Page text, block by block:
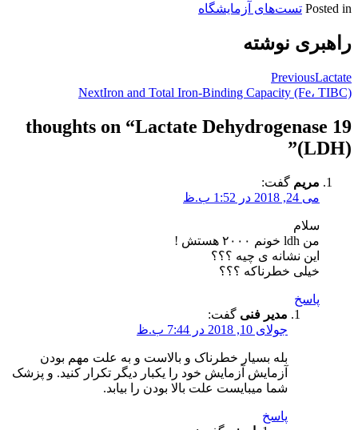
Posted in تست‌های آزمایشگاه
راهبری نوشته
PreviousLactate
NextIron and Total Iron-Binding Capacity (Fe، TIBC)
19 thoughts on “
Lactate Dehydrogenase
(LDH)
”
مریم گفت:
می 24, 2018 در 1:52 ب.ظ
سلام
من ldh خونم ۲۰۰۰ هستش !
این نشانه ی چیه ؟؟؟
خیلی خطرناکه ؟؟؟
پاسخ
مدیر فنی گفت:
جولای 10, 2018 در 7:44 ب.ظ
بله بسیار خطرناک و بالاست و به علت مهم بودن
آزمایش آزمایش خود را یکبار دیگر تکرار کنید. و پزشک
شما میبایست علت بالا بودن را بیابد.
پاسخ